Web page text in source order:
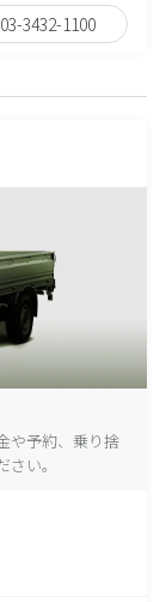
03-3432-1100
や予約、乗り捨
い。